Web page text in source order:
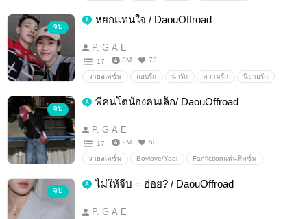
จบ
หยกแทนใจ / DaouOffroad
P. G A E
17 3M 73
วายสเตชั่น แอบรัก น่ารัก ความรัก นิยายรัก
จบ
พี่คนโตน้องคนเล็ก/ DaouOffroad
P. G A E
17 2M 58
วายสเตชั่น Boylove/Yaoi Fanfictionแฟนฟิคชั่น
ออฟโรด
จบ
ไม่ให้จีบ = อ่อย? / DaouOffroad
P. G A E